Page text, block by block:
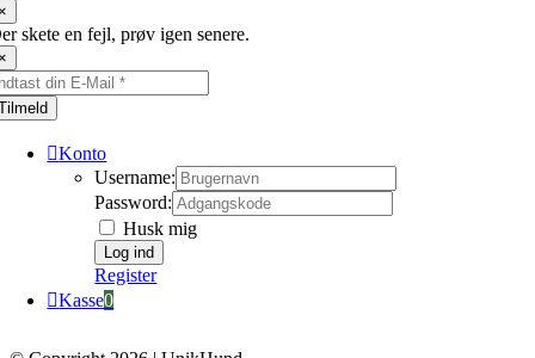
skete en fejl, prøv igen senere.
Konto
Username:
Password:
Husk mig
Register
Kasse0